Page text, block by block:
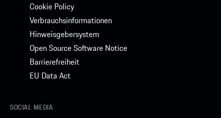
Cookie Policy
Verbrauchsinformationen
Hinweisgebersystem
Open Source Software Notice
Barrierefreiheit
EU Data Act
SOCIAL MEDIA